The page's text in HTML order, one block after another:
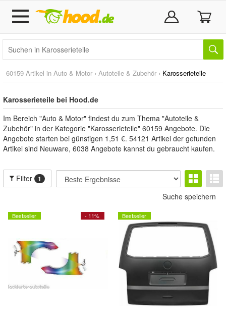
60159 Artikel in Auto & Motor › Autoteile & Zubehör › Karosserieteile
Karosserieteile bei Hood.de
Im Bereich "Auto & Motor" findest du zum Thema "Autoteile &
Zubehör" in der Kategorie "Karosserieteile" 60159 Angebote. Die
Angebote starten bei günstigen 1,51 €. 54121 Artikel der gefunden
Artikel sind Neuware, 6038 Angebote kannst du gebraucht kaufen.
Filter 1
Suche speichern
- 11%
Bestseller Bestseller